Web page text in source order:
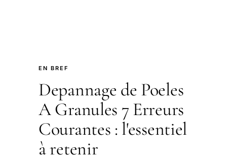
EN BREF
Depannage de Poeles
A Granules 7 Erreurs
Courantes : l'essentiel
à retenir